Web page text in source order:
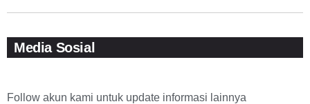
Media Sosial
Follow akun kami untuk update informasi lainnya